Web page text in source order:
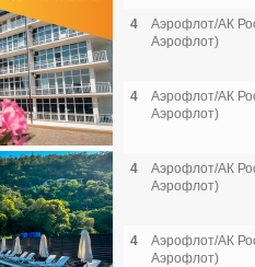
4
Аэрофлот/АК
Аэрофлот)
4
Аэрофлот/АК
Аэрофлот)
4
Аэрофлот/АК
Аэрофлот)
4
Аэрофлот/АК
Аэрофлот)